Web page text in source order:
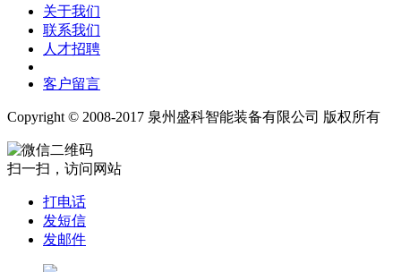
关于我们
联系我们
人才招聘
客户留言
Copyright © 2008-2017 泉州盛科智能装备有限公司 版权所有
扫一扫，访问网站
打电话
发短信
发邮件